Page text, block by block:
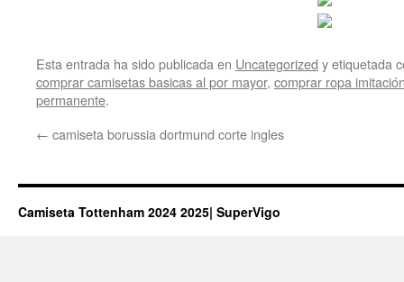
Esta entrada ha sido publicada en Uncategorized y etiquetada
comprar camisetas basicas al por mayor, comprar ropa
permanente.
← camiseta borussia dortmund corte ingles
Camiseta Tottenham 2024 2025| SuperVigo